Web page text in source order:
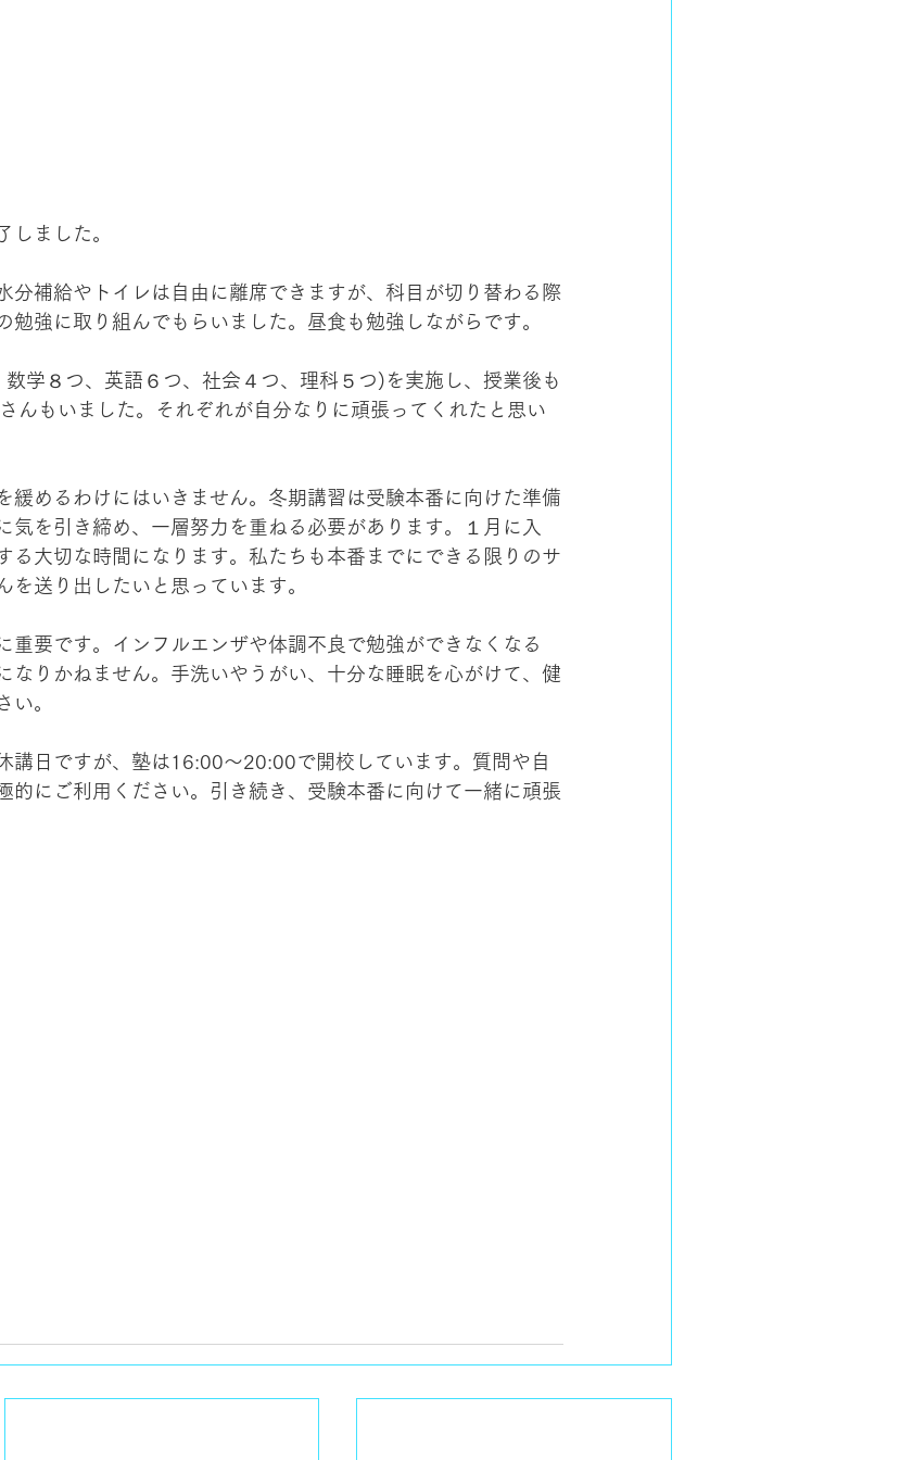
しました。
分補給やトイレは自由に離席できますが、科目が切り替わる際
勉強に取り組んでもらいました。昼食も勉強しながらです。
学８つ、英語６つ、社会４つ、理科５つ)を実施し、授業後も
んもいました。それぞれが自分なりに頑張ってくれたと思い
緩めるわけにはいきません。冬期講習は受験本番に向けた準備
気を引き締め、一層努力を重ねる必要があります。１月に入
る大切な時間になります。私たちも本番までにできる限りのサ
を送り出したいと思っています。
重要です。インフルエンザや体調不良で勉強ができなくなる
なりかねません。手洗いやうがい、十分な睡眠を心がけて、健
い。
講日ですが、塾は16:00〜20:00で開校しています。質問や自
的にご利用ください。引き続き、受験本番に向けて一緒に頑張